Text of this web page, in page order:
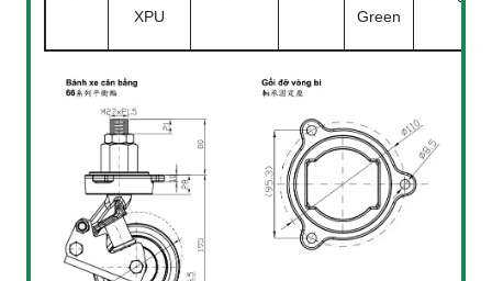
XPU
Green